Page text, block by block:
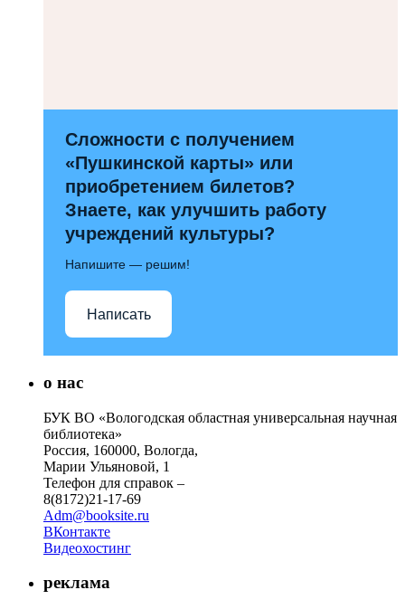
Сложности с получением
«Пушкинской карты» или
приобретением билетов?
Знаете, как улучшить работу
учреждений культуры?
Напишите — решим!
Написать
о нас
БУК ВО «Вологодская областная универсальная научная
библиотека»
Россия, 160000, Вологда,
Марии Ульяновой, 1
Телефон для справок –
8(8172)21-17-69
Adm@booksite.ru
ВКонтакте
Видеохостинг
реклама